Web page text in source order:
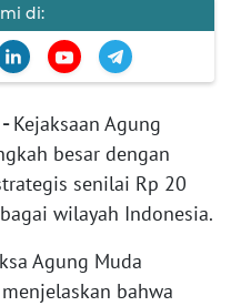
di:
Kejaksaan Agung
besar dengan
senilai Rp 20
wilayah Indonesia.
Agung Muda
bahwa